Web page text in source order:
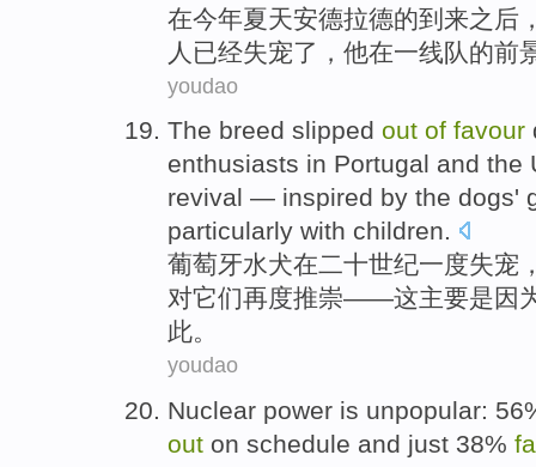
在今年夏天安德拉德的到来之后
人已经失宠了 ， 他在一线队的前
youdao
The breed slipped out of favour
enthusiasts in Portugal and the
revival — inspired by the dogs'
particularly with children.
葡萄牙水犬在二十世纪一度失宠
对它们再度推崇——这主要是因
此。
youdao
Nuclear power is unpopular:
out on schedule and just 38%